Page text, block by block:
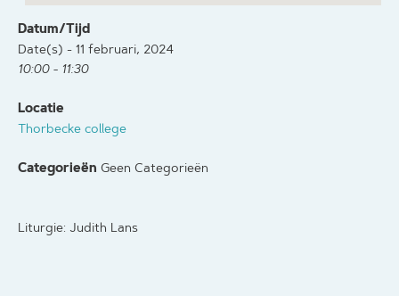
Datum/Tijd
Date(s) - 11 februari, 2024
10:00 - 11:30
Locatie
Thorbecke college
Categorieën Geen Categorieën
Liturgie: Judith Lans